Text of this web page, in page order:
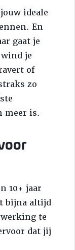
ideale
En
gaat je
je
of
zo
meer is.
10+ jaar
bijna altijd
te
dat jij